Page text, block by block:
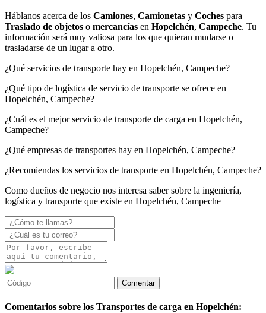
Háblanos acerca de los Camiones, Camionetas y Coches para
Traslado de objetos o mercancías en Hopelchén, Campeche. Tu
información será muy valiosa para los que quieran mudarse o
trasladarse de un lugar a otro.
¿Qué servicios de transporte hay en Hopelchén, Campeche?
¿Qué tipo de logística de servicio de transporte se ofrece en
Hopelchén, Campeche?
¿Cuál es el mejor servicio de transporte de carga en Hopelchén,
Campeche?
¿Qué empresas de transportes hay en Hopelchén, Campeche?
¿Recomiendas los servicios de transporte en Hopelchén, Campeche?
Como dueños de negocio nos interesa saber sobre la ingeniería,
logística y transporte que existe en Hopelchén, Campeche
Comentarios sobre los Transportes de carga en Hopelchén: